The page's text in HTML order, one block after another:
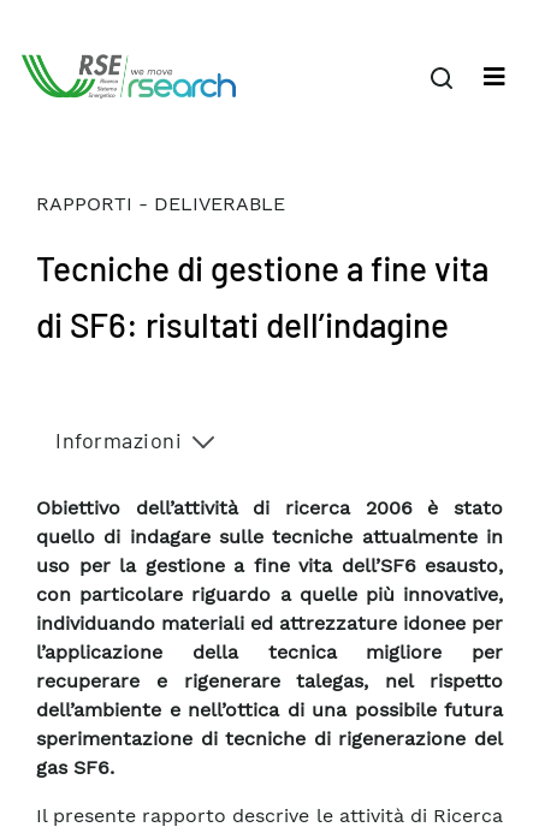
RAPPORTI - DELIVERABLE
Tecniche di gestione a fine vita
di SF6: risultati dell’indagine
Informazioni
Obiettivo dell’attività di ricerca 2006 è stato
quello di indagare sulle tecniche attualmente in
uso per la gestione a fine vita dell’SF6 esausto,
con particolare riguardo a quelle più innovative,
individuando materiali ed attrezzature idonee per
l’applicazione della tecnica migliore per
recuperare e rigenerare talegas, nel rispetto
dell’ambiente e nell’ottica di una possibile futura
sperimentazione di tecniche di rigenerazione del
gas SF6.
Il presente rapporto descrive le attività di Ricerca